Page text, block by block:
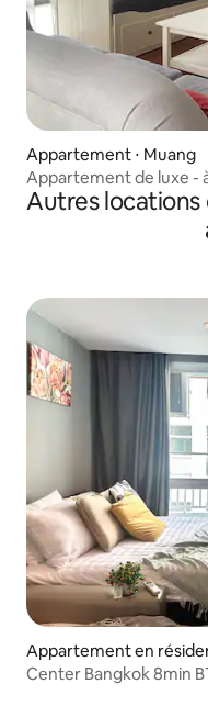
Appartement ⋅ Muang
Appartement de luxe -
Arena
Autres locations
Appartement en
Center Bangkok 8min